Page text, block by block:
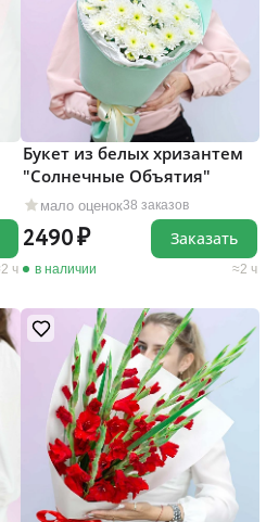
2 ч
мало оценок38 заказов
Букет из белых хризантем
"Солнечные Объятия"
2490
в наличии 2 ч
Заказать